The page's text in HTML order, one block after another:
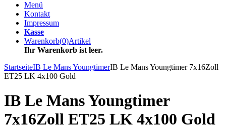
Menü
Kontakt
Impressum
Kasse
Warenkorb(0)Artikel
Ihr Warenkorb ist leer.
StartseiteIB Le Mans YoungtimerIB Le Mans Youngtimer 7x16Zoll
ET25 LK 4x100 Gold
IB Le Mans Youngtimer
7x16Zoll ET25 LK 4x100 Gold